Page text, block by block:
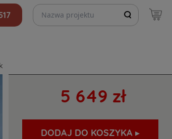
Szukaj projektów
5 649 zł
DODAJ DO KOSZYKA ▸